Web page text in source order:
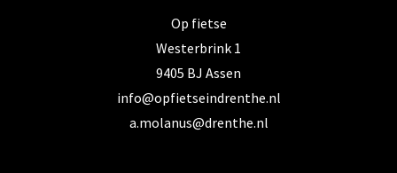
Op fietse
Westerbrink 1
9405 BJ Assen
info@opfietseindrenthe.nl
a.molanus@drenthe.nl